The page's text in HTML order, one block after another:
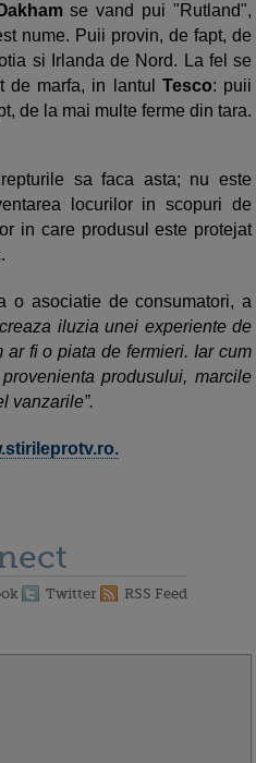
se vand pui "Rutland",
nume. Puii provin, de fapt, de
si Irlanda de Nord. La fel se
de marfa, in lantul Tesco: puii
de la mai multe ferme din tara.
sa faca asta; nu este
locurilor in scopuri de
in care produsul este protejat
o asociatie de consumatori, a
iluzia unei experiente de
ar fi o piata de fermieri. Iar cum
produsului, marcile
vanzarile”.
Twitter RSS Feed